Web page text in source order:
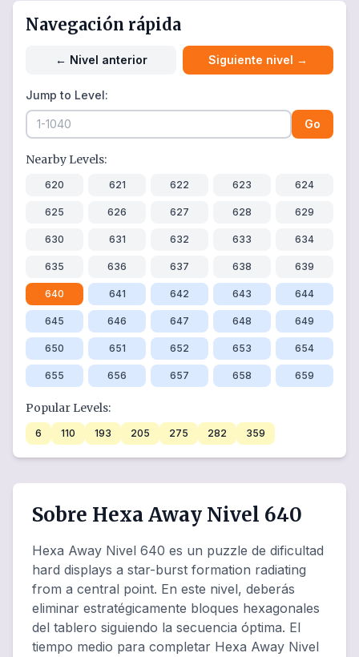
Navegación rápida
← Nivel anterior Siguiente nivel →
Jump to Level:
Go
Nearby Levels:
620 621 622 623 624
625 626 627 628 629
630 631 632 633 634
635 636 637 638 639
640 641 642 643 644
645 646 647 648 649
650 651 652 653 654
655 656 657 658 659
Popular Levels:
6 110 193 205 275 282 359
Sobre Hexa Away Nivel 640
Hexa Away Nivel 640 es un puzzle de dificultad
hard displays a star-burst formation radiating
from a central point. En este nivel, deberás
eliminar estratégicamente bloques hexagonales
del tablero siguiendo la secuencia óptima. El
tiempo medio para completar Hexa Away Nivel